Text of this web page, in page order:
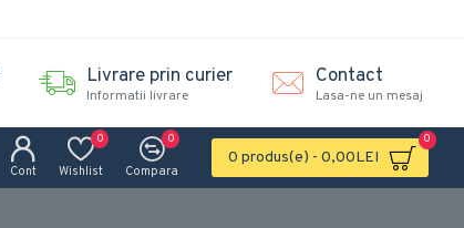
Livrare prin curier
Informatii livrare
Contact
Lasa-ne un mesaj
Cont Wishlist
0
Compara
0
0 produs(e) - 0,00LEI
0